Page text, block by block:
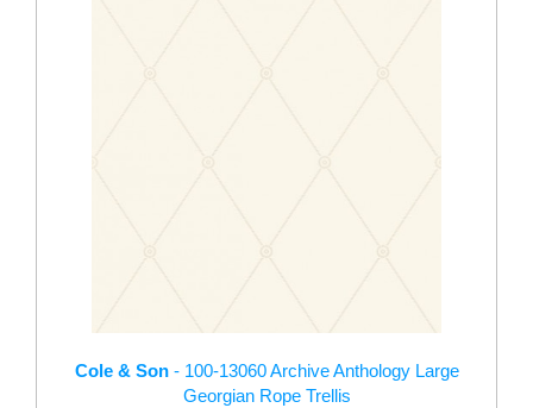
Cole & Son- 100-13060 Archive Anthology Large
Georgian Rope Trellis